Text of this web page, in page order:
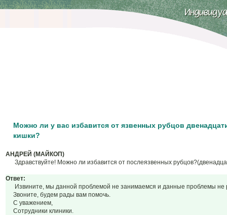
Можно ли у вас избавится от язвенных рубцов
кишки?
АНДРЕЙ (МАЙКОП)
Здравствуйте! Можно ли избавится от послеязвенных
Ответ:
Извините, мы данной проблемой не занимаемся и данные проблемы не
Звоните, будем рады вам помочь.
С уважением,
Сотрудники клиники.